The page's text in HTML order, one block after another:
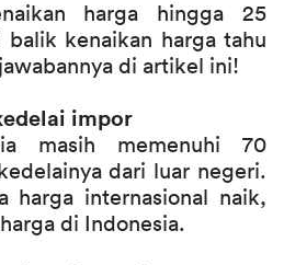
harga hingga 25
kenaikan harga tahu
di artikel ini!
impor
masih memenuhi 70
dari luar negeri.
harga internasional naik,
di Indonesia.